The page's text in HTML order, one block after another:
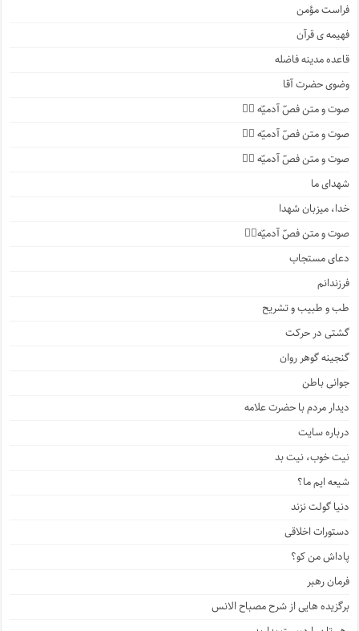
فراست مؤمن
فهیمه ی قرآن
قاعده مدینه فاضله
وضوی حضرت آقا
صوت و متن فصّ آدمیّه ۴️⃣
صوت و متن فصّ آدمیّه ۳️⃣
صوت و متن فصّ آدمیّه ۲️⃣
شهدای ما
خدا، میزبان شهدا
صوت و متن فصّ آدمیّه۱️⃣
دعای مستجاب
فرزندانم
طب و طبیب و تشریح
گشتی در حرکت
گنجینه گوهر روان
جوانی باطن
دیدار مردم با حضرت علامه
درباره سایت
نیت خوب، نیت بد
شیعه ایم ما؟
دنیا گولت نزند
دستورات اخلاقی
پاداش من کو؟
فرمان رهبر
برگزیده هایی از شرح مصباح الانس